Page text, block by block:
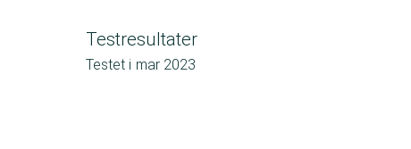
Testresultater
Testet i mar 2023